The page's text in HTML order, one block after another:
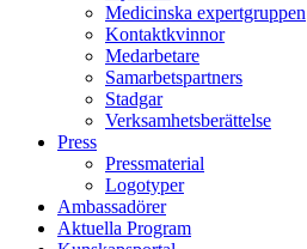
Medicinska expertgruppen
Kontaktkvinnor
Medarbetare
Samarbetspartners
Stadgar
Verksamhetsberättelse
Press
Pressmaterial
Logotyper
Ambassadörer
Aktuella Program